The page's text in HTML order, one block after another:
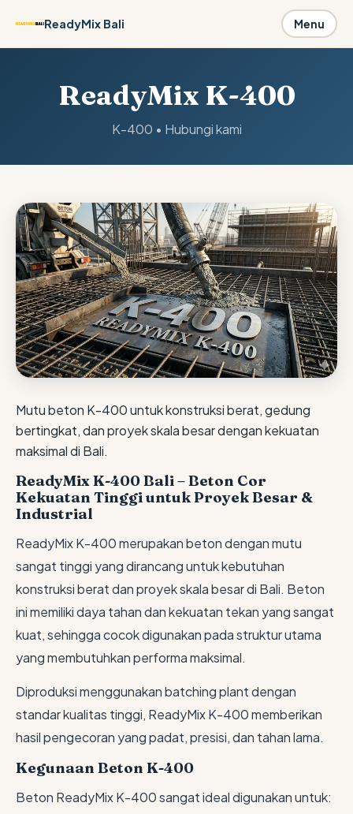
ReadyMix Bali Menu
ReadyMix K-400
K-400 • Hubungi kami
Mutu beton K-400 untuk konstruksi berat, gedung
bertingkat, dan proyek skala besar dengan kekuatan
maksimal di Bali.
ReadyMix K-400 Bali – Beton Cor
Kekuatan Tinggi untuk Proyek Besar &
Industrial
ReadyMix K-400 merupakan beton dengan mutu
sangat tinggi yang dirancang untuk kebutuhan
konstruksi berat dan proyek skala besar di Bali. Beton
ini memiliki daya tahan dan kekuatan tekan yang sangat
kuat, sehingga cocok digunakan pada struktur utama
yang membutuhkan performa maksimal.
Diproduksi menggunakan batching plant dengan
standar kualitas tinggi, ReadyMix K-400 memberikan
hasil pengecoran yang padat, presisi, dan tahan lama.
Kegunaan Beton K-400
Beton ReadyMix K-400 sangat ideal digunakan untuk: